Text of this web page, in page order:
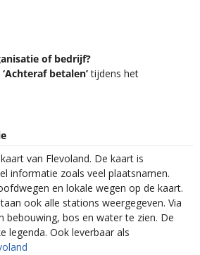
of bedrijf?
‘Achteraf betalen’tijdens het
van Flevoland. De kaart is
informatie zoals veel plaatsnamen.
en lokale wegen op de kaart.
ook alle stations weergegeven. Via
bebouwing, bos en water te zien. De
legenda. Ook leverbaar als